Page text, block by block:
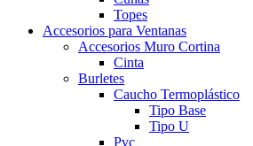
Topes
Accesorios para Ventanas
Accesorios Muro Cortina
Cinta
Burletes
Caucho Termoplástico
Tipo Base
Tipo U
Pvc